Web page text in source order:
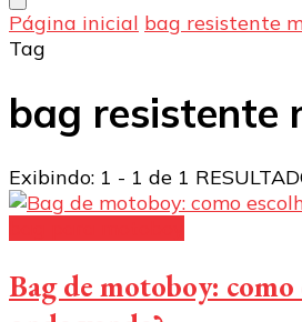
Página inicial bag resistente
Tag
bag resistente
Exibindo: 1 - 1 de 1
Bag de motoboy: como